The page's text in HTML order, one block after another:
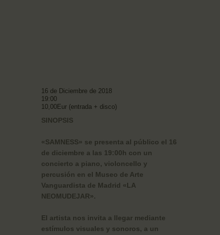
16 de Diciembre de 2018
19:00
10,00Eur (entrada + disco)
SINOPSIS
«SAMNESS» se presenta al público el 16
de diciembre a las 19:00h con un
concierto a piano, violoncello y
percusión en el Museo de Arte
Vanguardista de Madrid «LA
NEOMUDEJAR».
El artista nos invita a llegar mediante
estímulos visuales y sonoros, a un